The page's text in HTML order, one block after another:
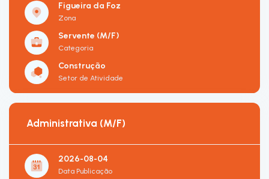
Figueira da Foz
Zona
Servente (M/F)
Categoria
Construção
Setor de Atividade
Administrativa (M/F)
2026-08-04
Data Publicação